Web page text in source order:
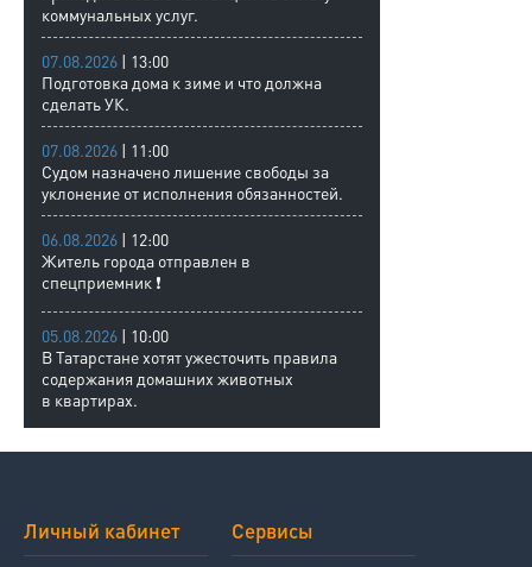
коммунальных услуг.
07.08.2026 | 13:00
Подготовка дома к зиме и что должна
сделать УК.
07.08.2026 | 11:00
Судом назначено лишение свободы за
уклонение от исполнения обязанностей.
06.08.2026 | 12:00
Житель города отправлен в
спецприемник ❗
05.08.2026 | 10:00
В Татарстане хотят ужесточить правила
содержания домашних животных
в квартирах.
Личный кабинет Сервисы